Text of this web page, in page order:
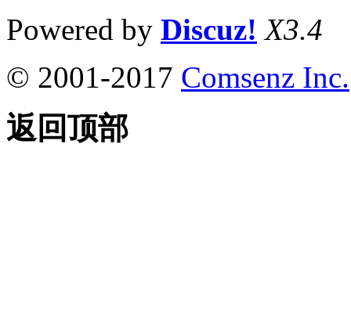
Powered by Discuz! X3.4
© 2001-2017 Comsenz Inc.
返回顶部